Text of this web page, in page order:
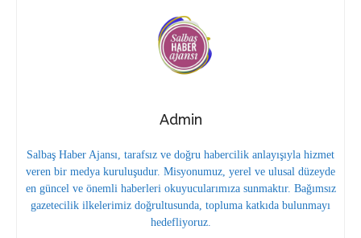
Admin
Salbaş Haber Ajansı, tarafsız ve doğru habercilik anlayışıyla hizmet
veren bir medya kuruluşudur. Misyonumuz, yerel ve ulusal düzeyde
en güncel ve önemli haberleri okuyucularımıza sunmaktır. Bağımsız
gazetecilik ilkelerimiz doğrultusunda, topluma katkıda bulunmayı
hedefliyoruz.